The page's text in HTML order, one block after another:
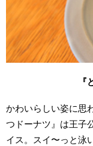
『
かわいらしい姿に思
つドーナツ』は王子
イス。スイ〜っと泳